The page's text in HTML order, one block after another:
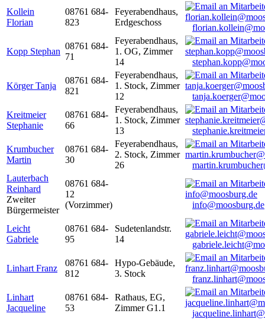
Kollein
Florian
08761 684-
823
Feyerabendhaus,
Erdgeschoss
Kopp Stephan
08761 684-
71
Feyerabendhaus,
1. OG, Zimmer
14
Körger Tanja
08761 684-
821
Feyerabendhaus,
1. Stock, Zimmer
12
Kreitmeier
Stephanie
08761 684-
66
Feyerabendhaus,
1. Stock, Zimmer
13
Krumbucher
Martin
08761 684-
30
Feyerabendhaus,
2. Stock, Zimmer
26
Lauterbach
Reinhard
Zweiter
Bürgermeister
08761 684-
12
(Vorzimmer)
info@moosburg.de
Leicht
Gabriele
08761 684-
95
Sudetenlandstr.
14
Linhart Franz
08761 684-
812
Hypo-Gebäude,
3. Stock
Linhart
Jacqueline
08761 684-
53
Rathaus, EG,
Zimmer G1.1